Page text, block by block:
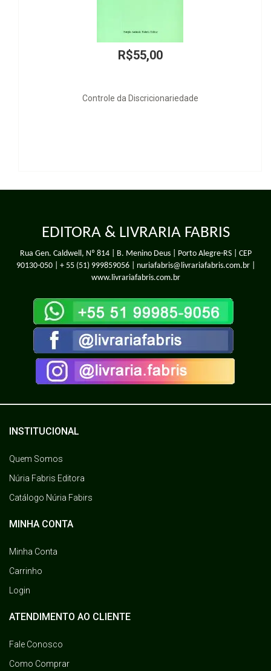
Controle da Discricionariedade
EDITORA & LIVRARIA FABRIS
Rua Gen. Caldwell, Nº 814 | B. Menino Deus | Porto Alegre-RS | CEP
90130-050 | + 55 (51) 999859056| nuriafabris@livrariafabris.com.br |
www.livrariafabris.com.br
INSTITUCIONAL
Quem Somos
Núria Fabris Editora
Catálogo Núria Fabirs
MINHA CONTA
Minha Conta
Carrinho
Login
ATENDIMENTO AO CLIENTE
Fale Conosco
Como Comprar